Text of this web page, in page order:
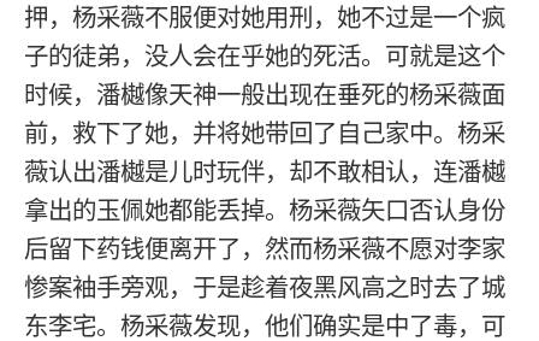
押，杨采薇不服便对她用刑，她不过是一个疯
子的徒弟，没人会在乎她的死活。可就是这个
时候，潘樾像天神一般出现在垂死的杨采薇面
前，救下了她，并将她带回了自己家中。杨采
薇认出潘樾是儿时玩伴，却不敢相认，连潘樾
拿出的玉佩她都能丢掉。杨采薇矢口否认身份
后留下药钱便离开了，然而杨采薇不愿对李家
惨案袖手旁观，于是趁着夜黑风高之时去了城
东李宅。杨采薇发现，他们确实是中了毒，可